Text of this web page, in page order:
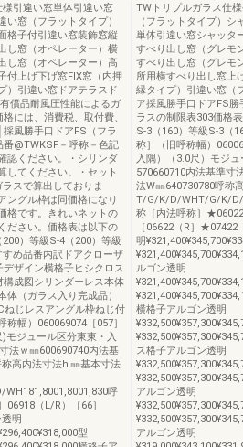
引違い窓単体引違い窓
い窓（フラットタイプ）
格子付引違い窓装飾窓縦
し窓（オペレーター）横
し窓（オペレーター）高
付上げ下げ窓FIX窓（内押
）引違い窓ドアテラスド
償品耐風圧性能によるガ
には、消費税、取付費、
風勝手口ドアFS（フラ
@TWKSF－呼称－色記
認ください。・シリンダ
してください。・セット
スで算出しておりま
ングル枠は同価格になり
格です。きれいネットの
ださい。価格表は以下の
）等級S-4（200）等級
すめ品番内訳ドアクローザ
ザイン横格子ヒシクロス
成図シリンダーレス本体
体（ガラス入り完成品）
ねじレスアングル枠ねじ付
幅）060069074［057］
モジュール区分東東・入
法ｗ㎜600690740内法基
高内法寸法h'㎜基本寸法
呼
（L/R）［66］
明
型
TWトリプルガラス仕
（フラットタイプ）シ
単体引違い窓シャッタ
すべり出し窓（グレモ
すべり出し窓（グレモ
所用横すべり出し窓上
縁タイプ）引違い窓（
ア採風勝手口ドアFS
ラスの制限表303価格
S-3（160）等級S-3（
称］（旧呼称幅）
入隅）（3.0尺）モジ
570660710内法基準寸
法W㎜640730780呼称
T/G/K/D/WHT/G/K/D/
称［内法呼称］
［06622（R］
明
ルゴン透明
横格子アルゴン透明
ス格子アルゴン透明
アルゴン透明
アルゴン透明